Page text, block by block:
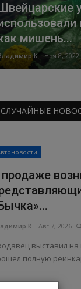
мишень...
К. Ноя 8, 2022
СЛУЧАЙНЫЕ
К. Авг 7, 2026
выставил
полную